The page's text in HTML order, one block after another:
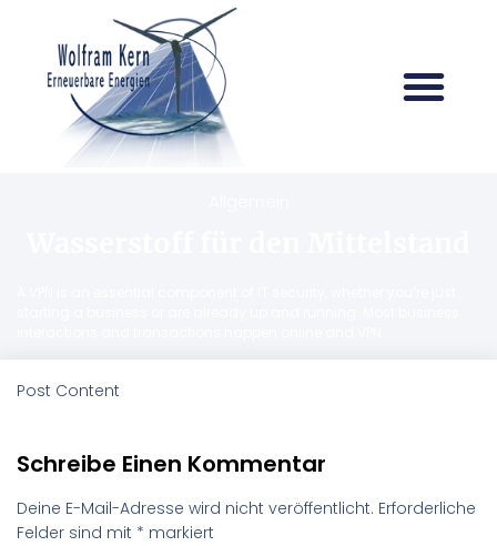
Post Content
Schreibe Einen Kommentar
Deine E-Mail-Adresse wird nicht veröffentlicht. Erforderliche
Felder sind mit * markiert